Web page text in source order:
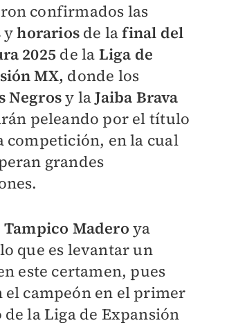
confirmados las
yhorarios de lafinal del
2025 de la Liga de
MX, donde los
Negrosy laJaiba Brava
peleando por el título
competición, en la cual
grandes
Tampico Madero ya
que es levantar un
este certamen, pues
el campeón en el primer
la Liga de Expansión